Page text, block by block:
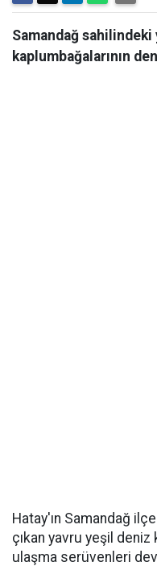
Samandağ sahilindeki
kaplumbağalarının
Hatay'ın Samandağ
çıkan yavru yeşil deniz
ulaşma serüvenleri